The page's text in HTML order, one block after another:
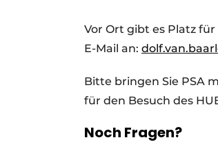
Vor Ort gibt es Platz
E-Mail an:
Bitte bringen Sie PSA
für den Besuch des
Noch Fragen?